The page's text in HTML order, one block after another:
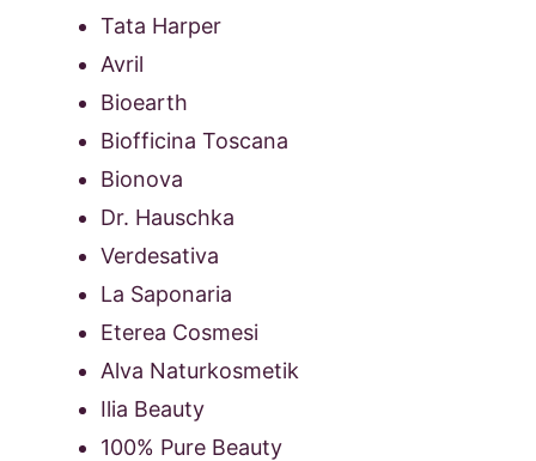
Tata Harper
Avril
Bioearth
Biofficina Toscana
Bionova
Dr. Hauschka
Verdesativa
La Saponaria
Eterea Cosmesi
Alva Naturkosmetik
Ilia Beauty
100% Pure Beauty